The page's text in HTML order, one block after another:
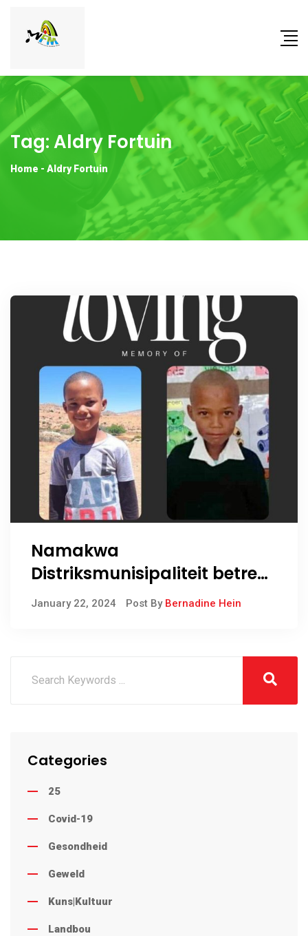
Tag:Aldry Fortuin
Home - Aldry Fortuin
Namakwa
Distriksmunisipaliteit betreur
die hartseer nuus van die
January 22, 2024 Post By Bernadine Hein
Categories
25
Covid-19
Gesondheid
Geweld
Kuns|Kultuur
Landbou